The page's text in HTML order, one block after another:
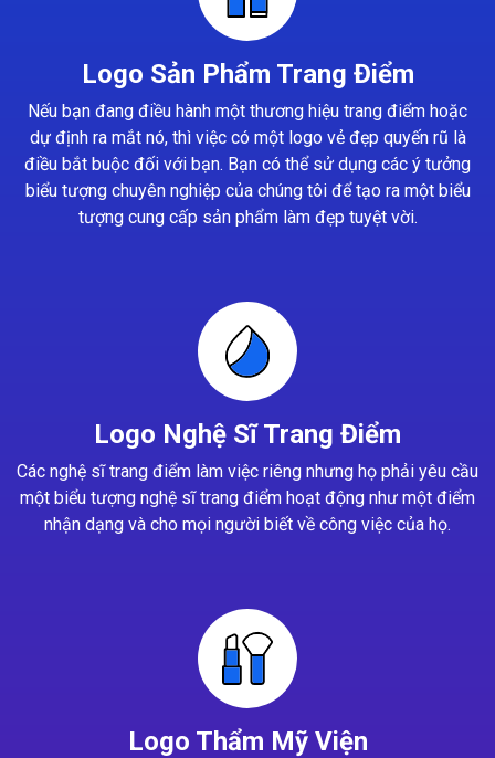
Logo Sản Phẩm Trang Điểm
Nếu bạn đang điều hành một thương hiệu trang điểm hoặc
dự định ra mắt nó, thì việc có một logo vẻ đẹp quyến rũ là
điều bắt buộc đối với bạn. Bạn có thể sử dụng các ý tưởng
biểu tượng chuyên nghiệp của chúng tôi để tạo ra một biểu
tượng cung cấp sản phẩm làm đẹp tuyệt vời.
Logo Nghệ Sĩ Trang Điểm
Các nghệ sĩ trang điểm làm việc riêng nhưng họ phải yêu cầu
một biểu tượng nghệ sĩ trang điểm hoạt động như một điểm
nhận dạng và cho mọi người biết về công việc của họ.
Logo Thẩm Mỹ Viện